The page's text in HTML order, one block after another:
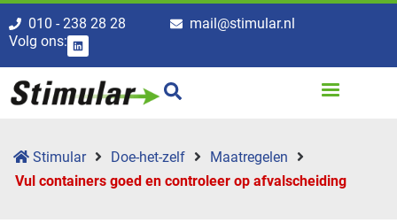
010 - 238 28 28
mail@stimular.nl
Volg ons:
Stimular Doe-het-zelf
Maatregelen
Vul containers goed en controleer op afvalscheiding